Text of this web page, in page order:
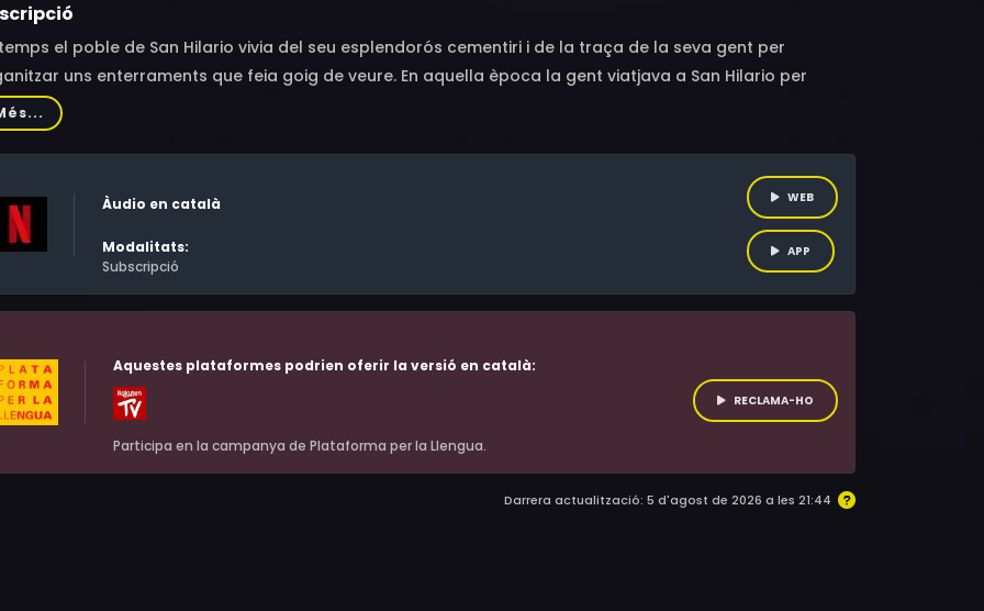
el poble de San Hilario vivia del seu esplendorós cementiri i de la traça de la seva gent per
uns enterraments que feia goig de veure. En aquella època la gent viatjava a San Hilario per
se a gust. Ara, en canvi, el tràfec de la vida moderna ha deixat el poble sense feina. Per això esperen
l'arribada de Germán Cortés, famós pintor que vol ser enterrat al poble.
Àudio en català
Modalitats:
Subscripció
WEB
APP
Aquestes plataformes podrien oferir la versió en català:
Participa en la campanya de Plataforma per la Llengua.
RECLAMA-HO
Darrera actualització: 5 d'agost de 2026 a les 21:44